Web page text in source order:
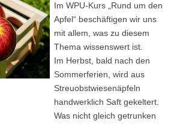
Im WPU-Kurs „Rund um den
Apfel“ beschäftigen wir uns
mit allem, was zu diesem
Thema wissenswert ist.
Im Herbst, bald nach den
Sommerferien, wird aus
Streuobstwiesenäpfeln
handwerklich Saft gekeltert.
Was nicht gleich getrunken